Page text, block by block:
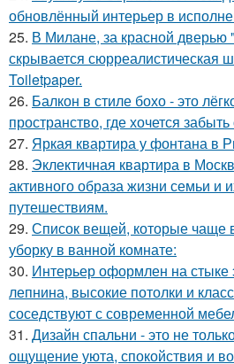
обновлённый интерьер в
25. В Милане, за красной
скрывается сюрреалистическая
Toiletpaper.
26. Балкон в стиле бохо - это
пространство, где хочется
27. Яркая квартира у фонтана в
28. Эклектичная квартира в
активного образа жизни семьи и
путешествиям.
29. Список вещей, которые чаще
уборку в ванной комнате:
30. Интерьер оформлен на стыке
лепнина, высокие потолки и
соседствуют с современной
31. Дизайн спальни - это не
ощущение уюта, спокойствия и